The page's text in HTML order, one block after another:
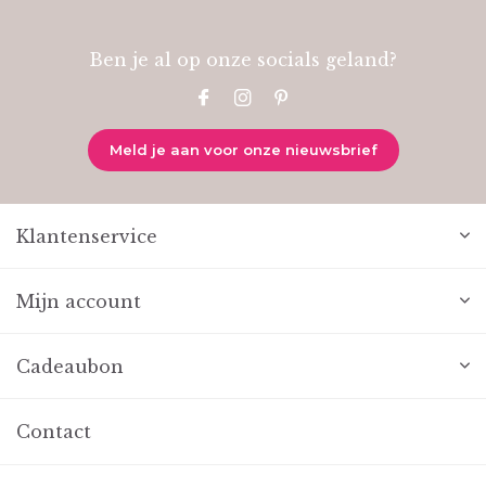
Ben je al op onze socials geland?
Meld je aan voor onze nieuwsbrief
Klantenservice
Mijn account
Cadeaubon
Contact